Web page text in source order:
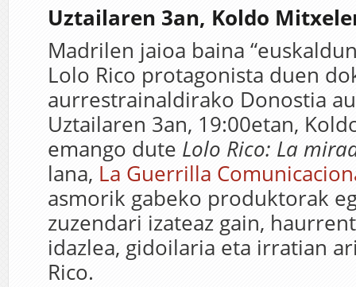
Uztailaren 3an, Koldo
Madrilen jaioa baina
Lolo Rico protagonista duen
aurrestrainaldirako Donostia
Uztailaren 3an, 19:00etan,
emango dute Lolo Rico: La
lana, La Guerrilla
asmorik gabeko produktorak
zuzendari izateaz gain,
idazlea, gidoilaria eta irratian
Rico.